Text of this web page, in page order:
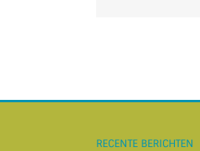
RECENTE BERICHTEN